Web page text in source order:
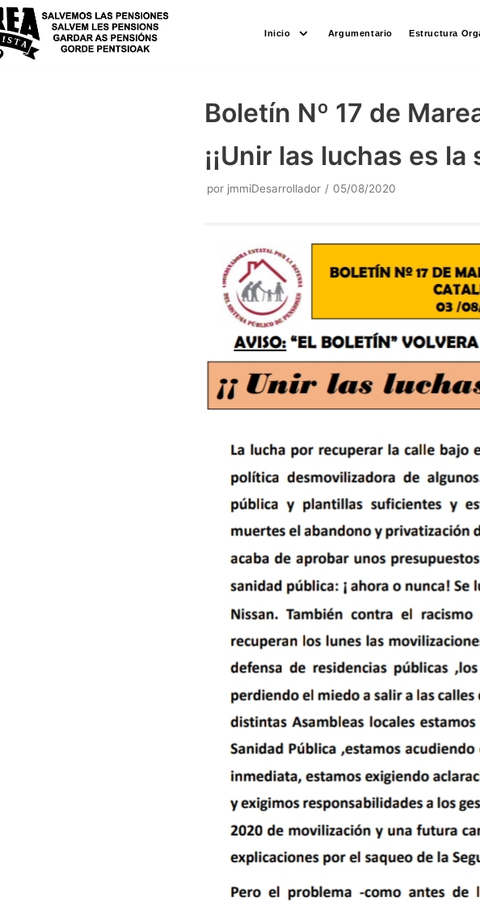
Saltar
al
contenido
Inicio Argumentario Estructura
Boletín Nº 17 de
¡¡Unir las luchas es
por jmmiDesarrollador 05/08/2020